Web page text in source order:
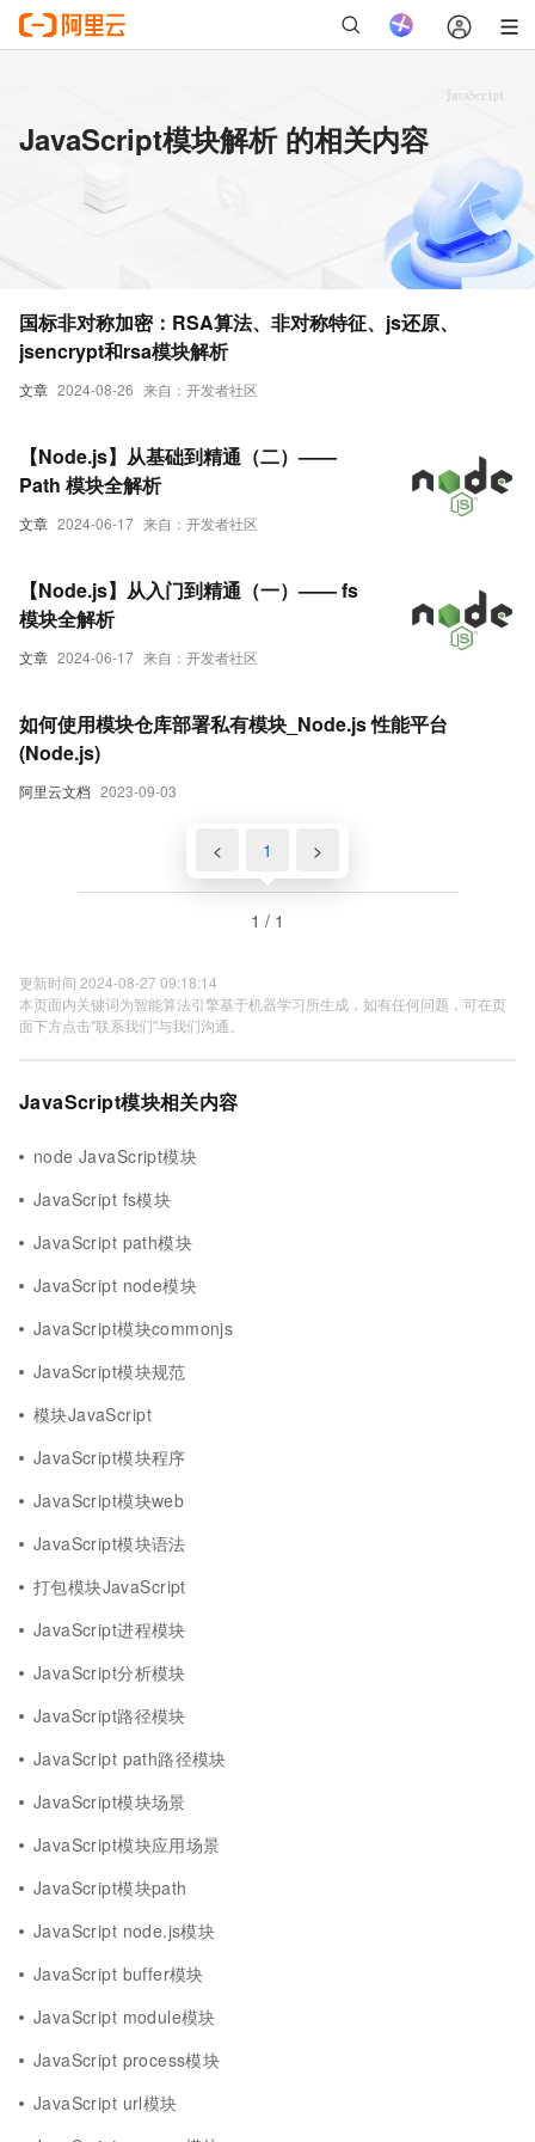
JavaScript模块解析 的相关内容
文章 2024-08-26 来自：开发者社区
国标非对称加密：RSA算法、非对称特征、js还原、
jsencrypt和rsa模块解析
文章 2024-06-17 来自：开发者社区
【Node.js】从基础到精通（二）——
Path 模块全解析
文章 2024-06-17 来自：开发者社区
【Node.js】从入门到精通（一）—— fs
模块全解析
阿里云文档 2023-09-03
如何使用模块仓库部署私有模块_Node.js 性能平台
(Node.js)
< 1 >
1 / 1
更新时间 2024-08-27 09:18:14
本页面内关键词为智能算法引擎基于机器学习所生成，如有任何问题，可在页
面下方点击"联系我们"与我们沟通。
JavaScript模块相关内容
node JavaScript模块
JavaScript fs模块
JavaScript path模块
JavaScript node模块
JavaScript模块commonjs
JavaScript模块规范
模块JavaScript
JavaScript模块程序
JavaScript模块web
JavaScript模块语法
打包模块JavaScript
JavaScript进程模块
JavaScript分析模块
JavaScript路径模块
JavaScript path路径模块
JavaScript模块场景
JavaScript模块应用场景
JavaScript模块path
JavaScript node.js模块
JavaScript buffer模块
JavaScript module模块
JavaScript process模块
JavaScript url模块